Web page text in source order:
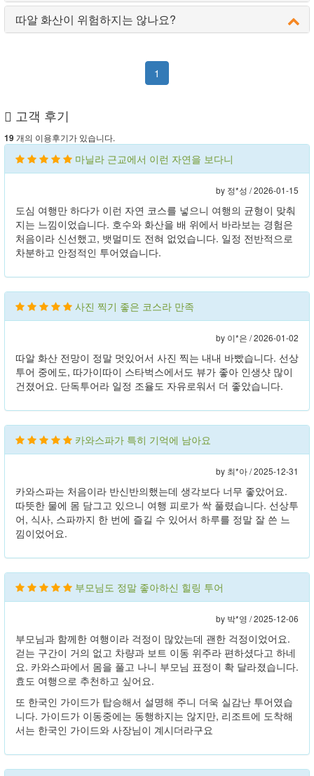
따알 화산이 위험하지는 않나요?
1
고객 후기
19 개의 이용후기가 있습니다.
마닐라 근교에서 이런 자연을 보다니
by 정*성 /2026-01-15
도심 여행만 하다가 이런 자연 코스를 넣으니 여행의 균형이 맞춰
지는 느낌이었습니다. 호수와 화산을 배 위에서 바라보는 경험은
처음이라 신선했고, 뱃멀미도 전혀 없었습니다. 일정 전반적으로
차분하고 안정적인 투어였습니다.
사진 찍기 좋은 코스라 만족
by 이*은 /2026-01-02
따알 화산 전망이 정말 멋있어서 사진 찍는 내내 바빴습니다. 선상
투어 중에도, 따가이따이 스타벅스에서도 뷰가 좋아 인생샷 많이
건졌어요. 단독투어라 일정 조율도 자유로워서 더 좋았습니다.
카와스파가 특히 기억에 남아요
by 최*아 /2025-12-31
카와스파는 처음이라 반신반의했는데 생각보다 너무 좋았어요.
따뜻한 물에 몸 담그고 있으니 여행 피로가 싹 풀렸습니다. 선상투
어, 식사, 스파까지 한 번에 즐길 수 있어서 하루를 정말 잘 쓴 느
낌이었어요.
부모님도 정말 좋아하신 힐링 투어
by 박*영 /2025-12-06
부모님과 함께한 여행이라 걱정이 많았는데 괜한 걱정이었어요.
걷는 구간이 거의 없고 차량과 보트 이동 위주라 편하셨다고 하네
요. 카와스파에서 몸을 풀고 나니 부모님 표정이 확 달라졌습니다.
효도 여행으로 추천하고 싶어요.
또 한국인 가이드가 탑승해서 설명해 주니 더욱 실감난 투어였습
니다. 가이드가 이동중에는 동행하지는 않지만, 리조트에 도착해
서는 한국인 가이드와 사장님이 계시더라구요